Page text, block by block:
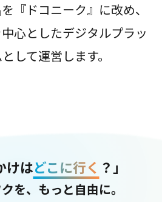
『ドコニーク』に改め、
心としたデジタルプラッ
して運営します。
けはどこに行く ？」
を、もっと自由に。